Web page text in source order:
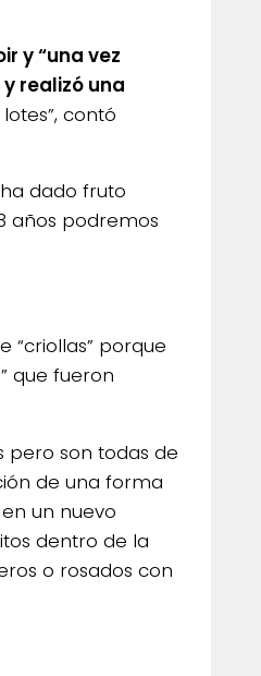
y “una vez
realizó una
contó
dado fruto
años podremos
“criollas” porque
que fueron
pero son todas de
de una forma
un nuevo
dentro de la
o rosados con